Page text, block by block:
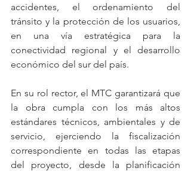
accidentes, el ordenamiento del
tránsito y la protección de los usuarios,
en una vía estratégica para la
conectividad regional y el desarrollo
económico del sur del país.
En su rol rector, el MTC garantizará que
la obra cumpla con los más altos
estándares técnicos, ambientales y de
servicio, ejerciendo la fiscalización
correspondiente en todas las etapas
del proyecto, desde la planificación